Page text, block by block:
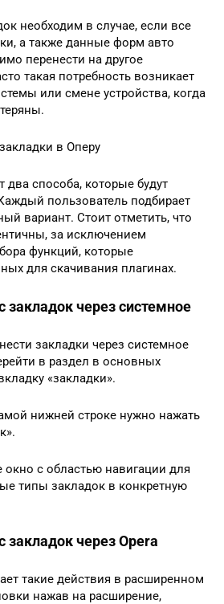
необходим в случае, если все
а также данные форм авто
перенести на другое
такая потребность возникает
или смене устройства, когда
в Оперу
два способа, которые будут
пользователь подбирает
вариант. Стоит отметить, что
за исключением
функций, которые
для скачивания плагинах.
закладок через системное
закладки через системное
в раздел в основных
«закладки».
нижней строке нужно нажать
окно с областью навигации для
типы закладок в конкретную
закладок через Opera
такие действия в расширенном
нажав на расширение,